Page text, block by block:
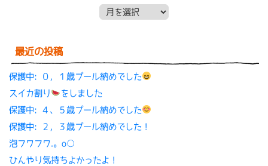
最近の投稿
保護中: ０，１歳プール納めでした
スイカ割り
をしました
保護中: ４、５歳プール納めでした
保護中: ２，３歳プール納めでした！
泡フワフワ.。o○
ひんやり気持ちよかったよ！